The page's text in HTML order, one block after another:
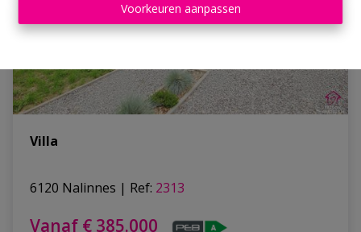
Voorkeuren aanpassen
Villa
6120 Nalinnes | Ref: 2313
Vanaf € 385.000